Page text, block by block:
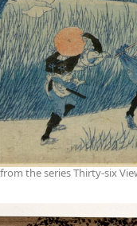
the series Thirty-six